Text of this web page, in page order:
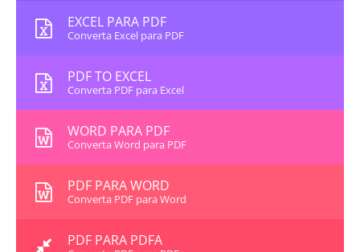
EXCEL PARA PDF
Converta Excel para PDF
PDF TO EXCEL
Converta PDF para Excel
WORD PARA PDF
Converta Word para PDF
PDF PARA WORD
Converta PDF para Word
PDF PARA PDFA